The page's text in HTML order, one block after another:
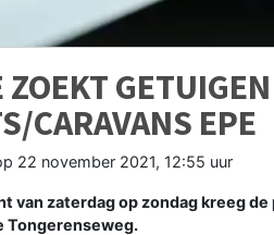
CARAVANS EPE
22 november 2021, 12:55 uur
van zaterdag op zondag kreeg
Tongerenseweg.